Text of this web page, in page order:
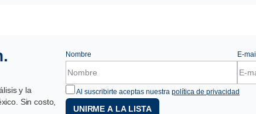
y la
Sin costo,
Nombre E-mail
Al suscribirte aceptas nuestra política de privacidad
UNIRME A LA LISTA